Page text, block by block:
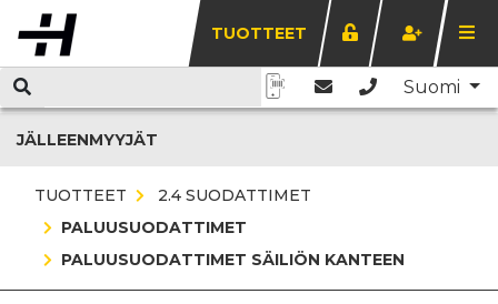
TUOTTEET
Suomi
JÄLLEENMYYJÄT
TUOTTEET
2.4 SUODATTIMET
PALUUSUODATTIMET
PALUUSUODATTIMET SÄILIÖN KANTEEN